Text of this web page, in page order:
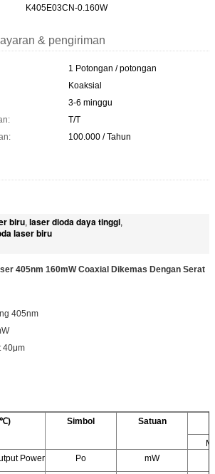
K405E03CN-0.160W
& pengiriman
1 Potongan / potongan
Koaksial
3-6 minggu
T/T
100.000 / Tahun
biru, laser dioda daya tinggi,
laser biru
405nm 160mW Coaxial Dikemas Dengan Serat
405nm
40μm
℃) Simbol Satuan
Power Po mW